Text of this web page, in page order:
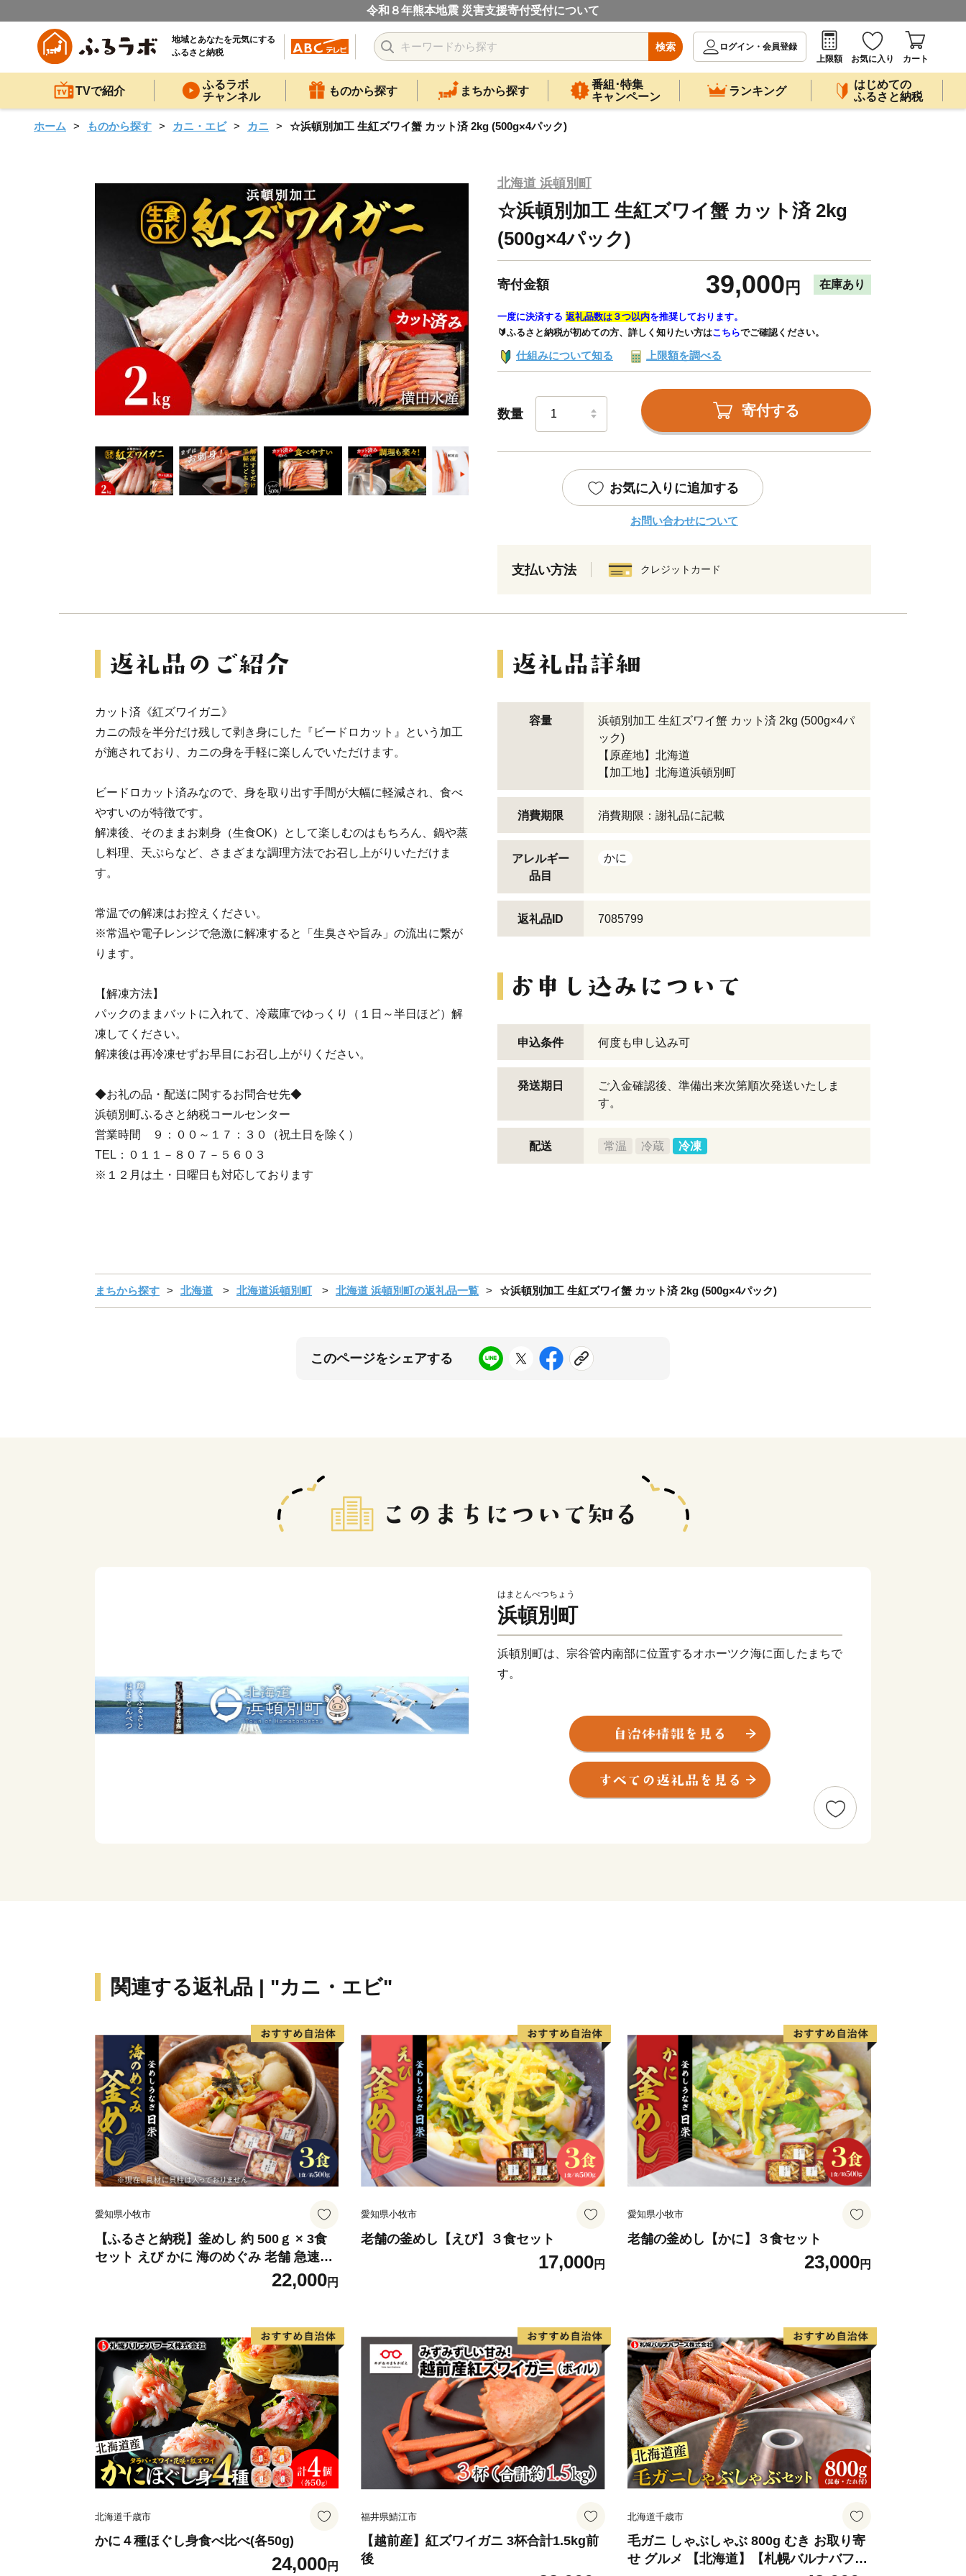
令和８年熊本地震 災害支援寄付受付について
地域とあなたを元気にする
ふるさと納税
検索
ログイン・会員登録
上限額
お気に入り カート
TVで紹介
ふるラボ
チャンネル
ものから探す まちから探す
番組･特集
キャンペーン
ランキング
はじめての
ふるさと納税
ホーム ものから探す カニ・エビ カニ ☆浜頓別加工 生紅ズワイ蟹 カット済 2kg (500g×4パック)
北海道 浜頓別町
☆浜頓別加工 生紅ズワイ蟹 カット済 2kg
(500g×4パック)
寄付金額 39,000 円 在庫あり
一度に決済する 返礼品数は３つ以内を推奨しております。
🔰ふるさと納税が初めての方、詳しく知りたい方はこちらでご確認ください。
仕組みについて知る 上限額を調べる
数量 寄付する
お気に入りに追加する
お問い合わせについて
支払い方法 クレジットカード
カット済《紅ズワイガニ》
カニの殻を半分だけ残して剥き身にした『ビードロカット』という加工
が施されており、カニの身を手軽に楽しんでいただけます。
ビードロカット済みなので、身を取り出す手間が大幅に軽減され、食べ
やすいのが特徴です。
解凍後、そのままお刺身（生食OK）として楽しむのはもちろん、鍋や蒸
し料理、天ぷらなど、さまざまな調理方法でお召し上がりいただけま
す。
常温での解凍はお控えください。
※常温や電子レンジで急激に解凍すると「生臭さや旨み」の流出に繋が
ります。
【解凍方法】
パックのままバットに入れて、冷蔵庫でゆっくり（１日～半日ほど）解
凍してください。
解凍後は再冷凍せずお早目にお召し上がりください。
◆お礼の品・配送に関するお問合せ先◆
浜頓別町ふるさと納税コールセンター
営業時間 ９：００～１７：３０（祝土日を除く）
TEL：０１１－８０７－５６０３
※１２月は土・日曜日も対応しております
容量
浜頓別加工 生紅ズワイ蟹 カット済 2kg (500g×4パ
ック)
【原産地】北海道
【加工地】北海道浜頓別町
消費期限 消費期限：謝礼品に記載
アレルギー
品目
かに
返礼品ID 7085799
申込条件 何度も申し込み可
発送期日
ご入金確認後、準備出来次第順次発送いたしま
す。
配送 常温 冷蔵 冷凍
まちから探す 北海道 北海道浜頓別町 北海道 浜頓別町の返礼品一覧 ☆浜頓別加工 生紅ズワイ蟹 カット済 2kg (500g×4パック)
このページをシェアする
はまとんべつちょう
浜頓別町
浜頓別町は、宗谷管内南部に位置するオホーツク海に面したまちで
す。
面積は４０１．６４平方キロメートル。人口は約３３００人。
地勢はほぼ平坦で、南東および南西は山岳に囲まれていて町の中心
部には頓別川が流れ、オホーツク海に注いでいます。
流氷が育むミネラル豊かなオホーツク海と、冷涼で健康な大地によ
り、浜頓別町ならではの美味しい食材にあふれています。
※住所・氏名に変更がある場合は、直接コールセンターまでご連絡
ください。
２．お礼の品・配送について
浜頓別町ふるさと納税コールセンター
営業時間 ９：００～１７：３０（祝土日を除く）
TEL：０１１－８０７－５６０３
Mail：hamatonbetsu_furusato@souplesse.jp
関連する返礼品 | "カニ・エビ"
愛知県小牧市
【ふるさと納税】釜めし 約 500ｇ × 3食
セット えび かに 海のめぐみ 老舗 急速冷
凍 レンチン 時短 簡単調理 食品 加工品 ご
飯 お弁当 おにぎり お茶漬け お取り寄せ
22,000円
愛知県小牧市
老舗の釜めし【えび】３食セット
17,000円
愛知県小牧市
老舗の釜めし【かに】３食セット
23,000円
北海道千歳市
かに４種ほぐし身食べ比べ(各50g)
24,000円
福井県鯖江市
【越前産】紅ズワイガニ 3杯合計1.5kg前
後
北海道千歳市
毛ガニ しゃぶしゃぶ 800g むき お取り寄
せ グルメ 【北海道】【札幌バルナバフー